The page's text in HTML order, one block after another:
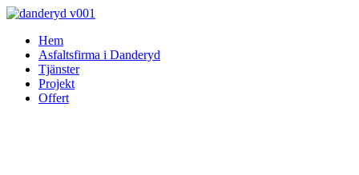
Skip
contentHem
Asfaltsfirma i Danderyd
Tjänster
Projekt
Offert